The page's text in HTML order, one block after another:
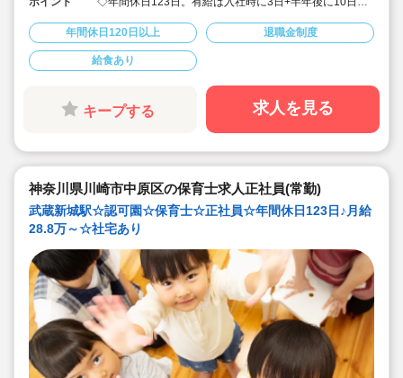
◇借り上げ社宅制度あり！(敷金礼金なし)
◇介護休暇・産前産後休暇・育児休暇の取得率100％！
復帰率も83％♪
◇男性保育士も数多く活躍中の法人です！
どもたち一人ひとりに寄り添う保育を行っています。
◇各種研修を無理なく実施しているので、ブランクある
方や未経験の方も安心。主任や園長を目指す方のサポー
年間休日120日以上 退職金制度
給食あり
キープする 求人を見る
神奈川県川崎市中原区の保育士求人正社員(常勤)
武蔵新城駅☆認可園☆保育士☆正社員☆年間休日123日♪月給
28.8万～☆社宅あり